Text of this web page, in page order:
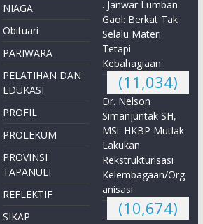
NIAGA
Obituari
PARIWARA
PELATIHAN DAN
EDUKASI
PROFIL
PROLEKUM
PROVINSI
TAPANULI
REFLEKTIF
SIKAP
. Janwar Lumban
Gaol: Berkat Tak
Selalu Materi
Tetapi
Kebahagiaan
(11,034)
Dr. Nelson
Simanjuntak SH,
MSi: HKBP Mutlak
Lakukan
Rekstrukturisasi
Kelembagaan/Org
anisasi
(10,674)